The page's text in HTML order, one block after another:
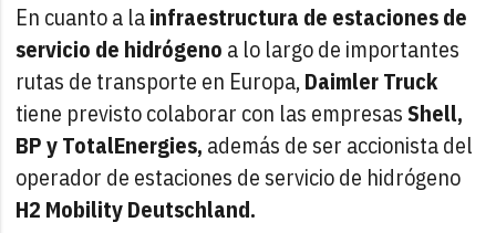
En cuanto a lainfraestructura de estaciones de
servicio de hidrógeno a lo largo de importantes
rutas de transporte en Europa,Daimler Truck
tiene previsto colaborar con las empresasShell,
BP y TotalEnergies, además de ser accionista del
operador de estaciones de servicio de hidrógeno
H2 Mobility Deutschland.